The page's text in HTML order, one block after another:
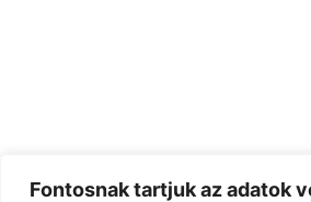
Fontosnak tartjuk az adatok